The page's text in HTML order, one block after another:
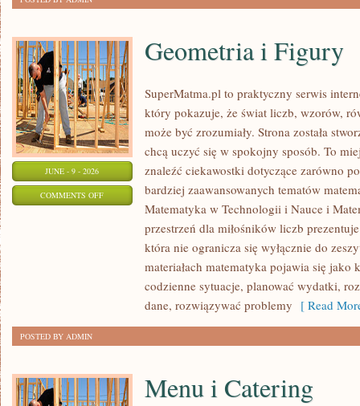
JUNE - 9 - 2026
COMMENTS OFFON
GEOMETRIA
Geometria i Figury
SuperMatma.pl to praktyczny serwis
który pokazuje, że świat liczb, wzorów,
może być zrozumiały. Strona została
chcą uczyć się w spokojny sposób. To
znaleźć ciekawostki dotyczące zarówno
bardziej zaawansowanych tematów
Matematyka w Technologii i Nauce i
przestrzeń dla miłośników liczb
która nie ogranicza się wyłącznie do
materiałach matematyka pojawia się
codzienne sytuacje, planować wydatki,
dane, rozwiązywać problemy [ Read
POSTED BY ADMIN
Menu i Catering